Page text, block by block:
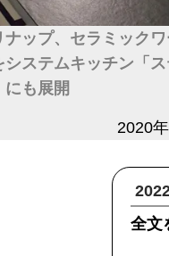
ナップ、セラミック
システムキッチン「
にも展開
2020
全文